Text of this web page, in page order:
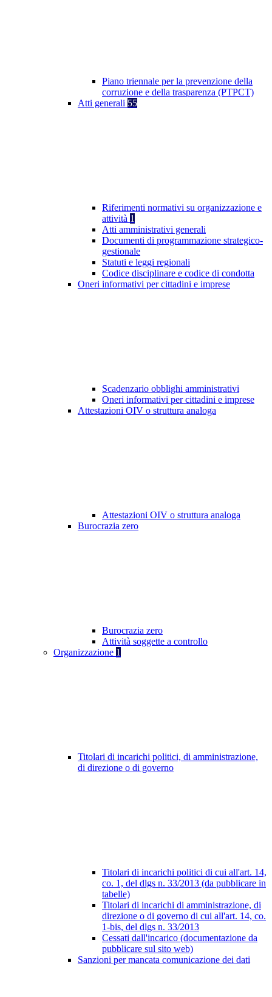
Piano triennale per la prevenzione della
corruzione e della trasparenza (PTPCT)
Atti generali 55
Riferimenti normativi su organizzazione e
attività 1
Atti amministrativi generali
Documenti di programmazione strategico-
gestionale
Statuti e leggi regionali
Codice disciplinare e codice di condotta
Oneri informativi per cittadini e imprese
Scadenzario obblighi amministrativi
Oneri informativi per cittadini e imprese
Attestazioni OIV o struttura analoga
Attestazioni OIV o struttura analoga
Burocrazia zero
Burocrazia zero
Attività soggette a controllo
Organizzazione 1
Titolari di incarichi politici, di amministrazione,
di direzione o di governo
Titolari di incarichi politici di cui all'art. 14,
co. 1, del dlgs n. 33/2013 (da pubblicare in
tabelle)
Titolari di incarichi di amministrazione, di
direzione o di governo di cui all'art. 14, co.
1-bis, del dlgs n. 33/2013
Cessati dall'incarico (documentazione da
pubblicare sul sito web)
Sanzioni per mancata comunicazione dei dati